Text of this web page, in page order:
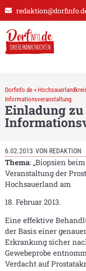
Dorfinfo.de »
Informationsveranstaltung.
Einladung
6.02.2013 VON REDAKTION
Thema: „Biopsien
Veranstaltung der
Hochsauerland am
18. Februar 2013.
Eine effektive
der Basis einer
Erkrankung sicher
Gewebeprobe
Verdacht auf